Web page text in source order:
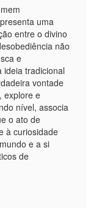
uma
entre o divino
não
e
ideia tradicional
vontade
explore e
nível, associa
o ato de
à curiosidade
e a si
de